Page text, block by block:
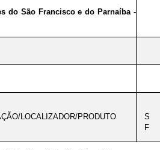
do São Francisco e do Parnaíba -
LOCALIZADOR/PRODUTO
S
F